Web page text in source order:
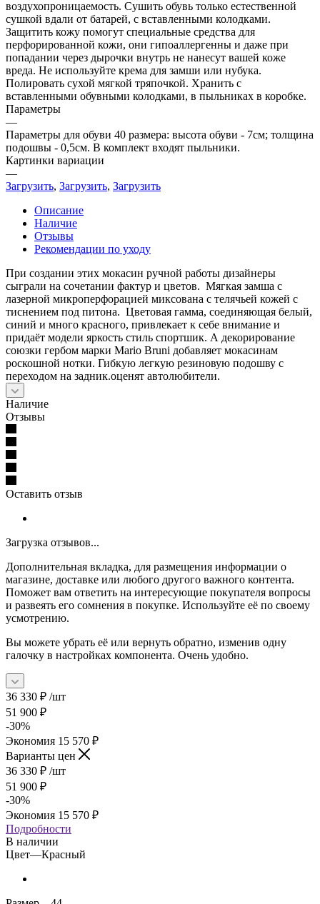
воздухопроницаемость. Сушить обувь только естественной
сушкой вдали от батарей, с вставленными колодками.
Защитить кожу помогут специальные средства для
перфорированной кожи, они гипоаллергенны и даже при
попадании через дырочки внутрь не нанесут вашей коже
вреда. Не используйте крема для замши или нубука.
Полировать сухой мягкой тряпочкой. Хранить с
вставленными обувными колодками, в пыльниках в коробке.
Параметры
—
Параметры для обуви 40 размера: высота обуви - 7см; толщина
подошвы - 0,5см. В комплект входят пыльники.
Картинки вариации
—
Загрузить, Загрузить, Загрузить
Описание
Наличие
Отзывы
Рекомендации по уходу
При создании этих мокасин ручной работы дизайнеры
сыграли на сочетании фактур и цветов. Мягкая замша с
лазерной микроперфорацией миксована с телячьей кожей с
тиснением под питона. Цветовая гамма, соединяющая белый,
синий и много красного, привлекает к себе внимание и
придаёт модели яркость стиль спортшик. А декорирование
союзки гербом марки Mario Bruni добавляет мокасинам
роскошной нотки. Гибкую легкую резиновую подошву с
переходом на задник.оценят автолюбители.
Наличие
Отзывы
Оставить отзыв
Загрузка отзывов...
Дополнительная вкладка, для размещения информации о
магазине, доставке или любого другого важного контента.
Поможет вам ответить на интересующие покупателя вопросы
и развеять его сомнения в покупке. Используйте её по своему
усмотрению.
Вы можете убрать её или вернуть обратно, изменив одну
галочку в настройках компонента. Очень удобно.
36 330 ₽ /шт
51 900 ₽
-30%
Экономия 15 570 ₽
Варианты цен
36 330 ₽ /шт
51 900 ₽
-30%
Экономия 15 570 ₽
Подробности
В наличии
Цвет—Красный